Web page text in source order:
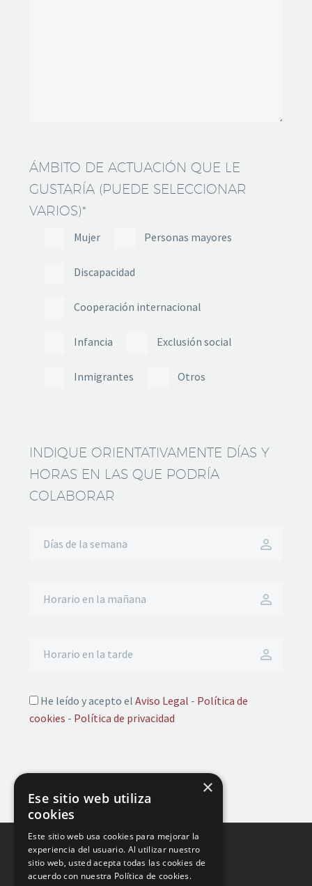
ÁMBITO DE ACTUACIÓN QUE LE
GUSTARÍA (PUEDE SELECCIONAR
VARIOS)*
Mujer Personas mayores
Discapacidad
Cooperación internacional
Infancia Exclusión social
Inmigrantes Otros
INDIQUE ORIENTATIVAMENTE DÍAS Y
HORAS EN LAS QUE PODRÍA
COLABORAR
He leído y acepto el Aviso Legal - Política de
cookies - Política de privacidad
×
Ese sitio web utiliza
cookies
Este sitio web usa cookies para mejorar la
experiencia del usuario. Al utilizar nuestro
sitio web, usted acepta todas las cookies de
acuerdo con nuestra Política de cookies.